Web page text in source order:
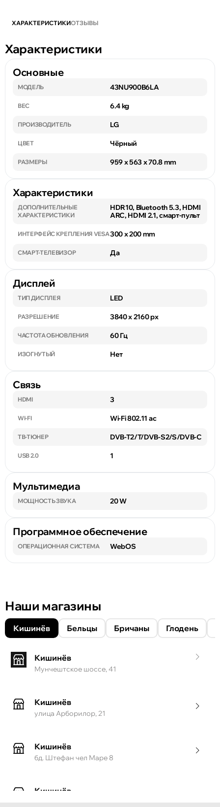
ХАРАКТЕРИСТИКИОТЗЫВЫ
Характеристики
Основные
МОДЕЛЬ 43NU900B6LA
ВЕС 6.4 kg
ПРОИЗВОДИТЕЛЬ LG
ЦВЕТ Чёрный
РАЗМЕРЫ 959 x 563 x 70.8 mm
Характеристики
ДОПОЛНИТЕЛЬНЫЕ
ХАРАКТЕРИСТИКИ
HDR10, Bluetooth 5.3, HDMI
ARC, HDMI 2.1, смарт-пульт
ИНТЕРФЕЙС КРЕПЛЕНИЯ VESA300 x 200 mm
СМАРТ-ТЕЛЕВИЗОР Да
Дисплей
ТИП ДИСПЛЕЯ LED
РАЗРЕШЕНИЕ 3840 x 2160 px
ЧАСТОТА ОБНОВЛЕНИЯ 60 Гц
ИЗОГНУТЫЙ Нет
Связь
HDMI 3
WI-FI Wi-Fi 802.11 ac
ТВ-ТЮНЕР DVB-T2/T/DVB-S2/S/DVB-C
USB 2.0 1
Мультимедиа
МОЩНОСТЬ ЗВУКА 20 W
Программное обеспечение
ОПЕРАЦИОННАЯ СИСТЕМА WebOS
Наши магазины
Кишинёв Бельцы Бричаны Глодень
Кишинёв
Мунчештское шоссе, 41
Кишинёв
улица Арборилор, 21
Кишинёв
бд. Штефан чел Маре 8
Кишинёв